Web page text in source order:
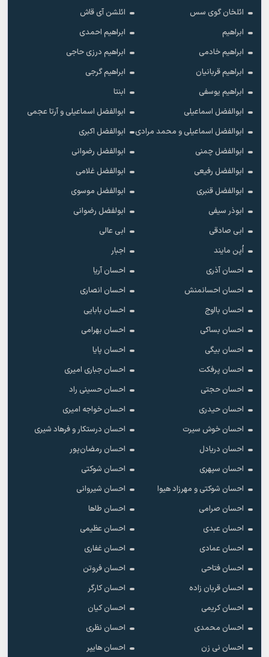
ائلخان گوی سس
ائلشن آی قاش
ابراهیم
ابراهیم احمدی
ابراهیم خادمی
ابراهیم درزی حاجی
ابراهیم قربانیان
ابراهیم گرجی
ابراهیم یوسفی
ابنتا
ابوالفضل اسماعیلی
ابوالفضل اسماعیلی و آرتا عجمی
ابوالفضل اسماعیلی و محمد مرادی
ابوالفضل اکبری
ابوالفضل چمنی
ابوالفضل رضوانی
ابوالفضل رفیعی
ابوالفضل غلامی
ابوالفضل قنبری
ابوالفضل موسوی
ابوذر سیفی
ابولفضل رضوانی
ابی صادقی
ابی عالی
اُپن مایند
اجبار
احسان آذری
احسان آریا
احسان احسانمنش
احسان انصاری
احسان بااوج
احسان بابایی
احسان بساکی
احسان بهرامی
احسان بیگی
احسان پایا
احسان پرفکت
احسان جباری امیری
احسان حجتی
احسان حسینی راد
احسان حیدری
احسان خواجه امیری
احسان خوش سیرت
احسان درستکار و فرهاد شیرى
احسان دریادل
احسان رمضان‌پور
احسان سپهری
احسان شوکتی
احسان شوکتی و مهرزاد هیوا
احسان شیروانی
احسان صرامی
احسان طاها
احسان عبدی
احسان عظیمی
احسان عمادی
احسان غفاری
احسان فتاحی
احسان فروتن
احسان قربان زاده
احسان کارگر
احسان کریمی
احسان کیان
احسان محمدی
احسان نظری
احسان نی زن
احسان هایپر